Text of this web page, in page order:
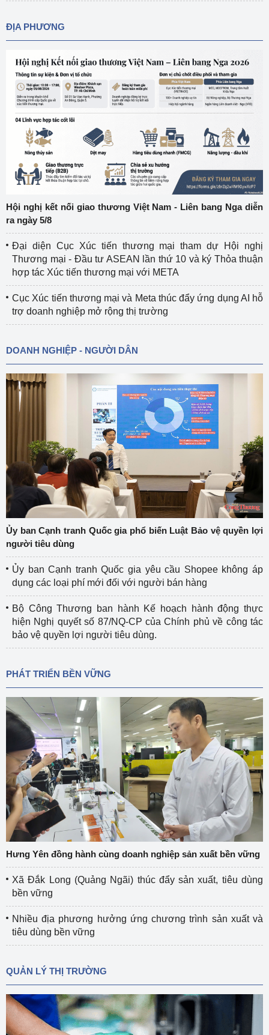
ĐỊA PHƯƠNG
Hội nghị kết nối giao thương Việt Nam - Liên bang Nga diễn
ra ngày 5/8
Đại diện Cục Xúc tiến thương mại tham dự Hội nghị
Thương mại - Đầu tư ASEAN lần thứ 10 và ký Thỏa thuận
hợp tác Xúc tiến thương mại với META
Cục Xúc tiến thương mại và Meta thúc đẩy ứng dụng AI hỗ
trợ doanh nghiệp mở rộng thị trường
DOANH NGHIỆP - NGƯỜI DÂN
Ủy ban Cạnh tranh Quốc gia phổ biến Luật Bảo vệ quyền lợi
người tiêu dùng
Ủy ban Cạnh tranh Quốc gia yêu cầu Shopee không áp
dụng các loại phí mới đối với người bán hàng
Bộ Công Thương ban hành Kế hoạch hành động thực
hiện Nghị quyết số 87/NQ-CP của Chính phủ về công tác
bảo vệ quyền lợi người tiêu dùng.
PHÁT TRIỂN BỀN VỮNG
Hưng Yên đồng hành cùng doanh nghiệp sản xuất bền vững
Xã Đắk Long (Quảng Ngãi) thúc đẩy sản xuất, tiêu dùng
bền vững
Nhiều địa phương hưởng ứng chương trình sản xuất và
tiêu dùng bền vững
QUẢN LÝ THỊ TRƯỜNG